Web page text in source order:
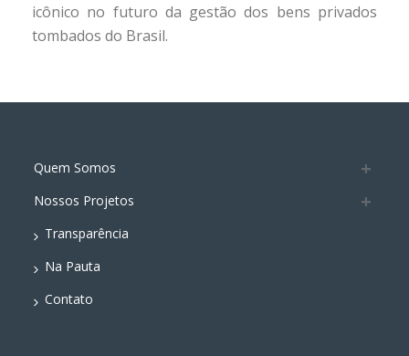
icônico no futuro da gestão dos bens privados
tombados do Brasil.
Quem Somos
Nossos Projetos
Transparência
Na Pauta
Contato